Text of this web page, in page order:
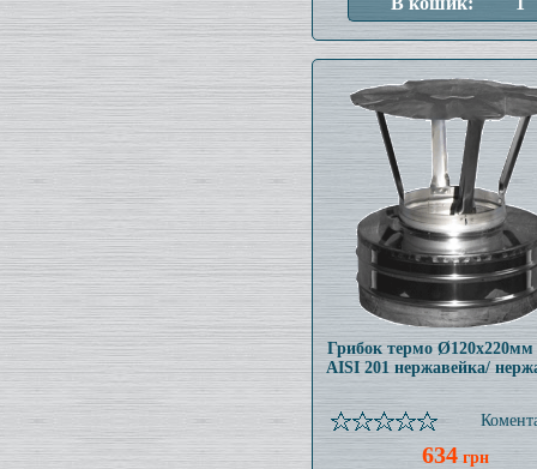
Грибок термо
AISI 201 нержавейка/
634 грн